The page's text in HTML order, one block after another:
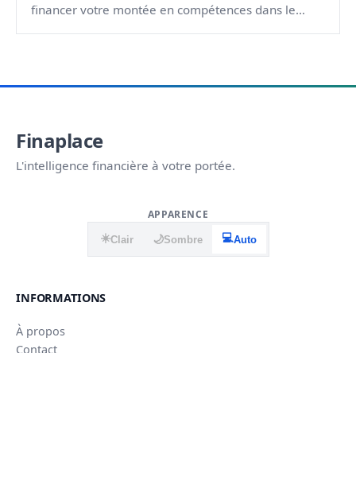
financer votre montée en compétences dans le
Finaplace
L'intelligence financière à votre portée.
APPARENCE
☀️Clair 🌙Sombre 💻Auto
INFORMATIONS
À propos
Contact